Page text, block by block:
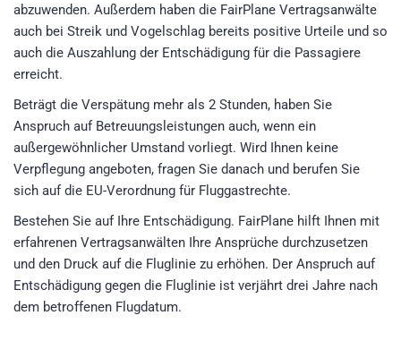
abzuwenden. Außerdem haben die FairPlane Vertragsanwälte
auch bei Streik und Vogelschlag bereits positive Urteile und so
auch die Auszahlung der Entschädigung für die Passagiere
erreicht.
Beträgt die Verspätung mehr als 2 Stunden, haben Sie
Anspruch auf Betreuungsleistungen auch, wenn ein
außergewöhnlicher Umstand vorliegt. Wird Ihnen keine
Verpflegung angeboten, fragen Sie danach und berufen Sie
sich auf die EU-Verordnung für Fluggastrechte.
Bestehen Sie auf Ihre Entschädigung. FairPlane hilft Ihnen mit
erfahrenen Vertragsanwälten Ihre Ansprüche durchzusetzen
und den Druck auf die Fluglinie zu erhöhen. Der Anspruch auf
Entschädigung gegen die Fluglinie ist verjährt drei Jahre nach
dem betroffenen Flugdatum.